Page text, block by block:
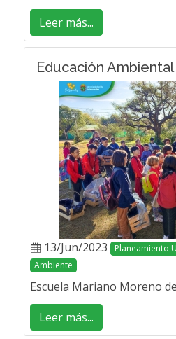
Leer más...
Educación
13/Jun/2023 Planeamiento
Ambiente
Escuela Mariano Moreno
Leer más...